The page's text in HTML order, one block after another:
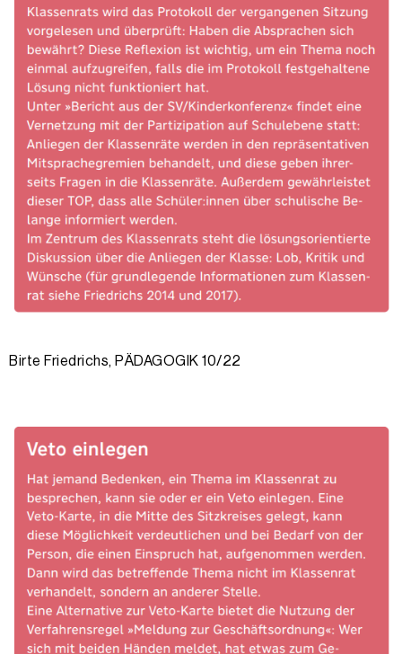
Birte Friedrichs, PÄDAGOGIK 10/22